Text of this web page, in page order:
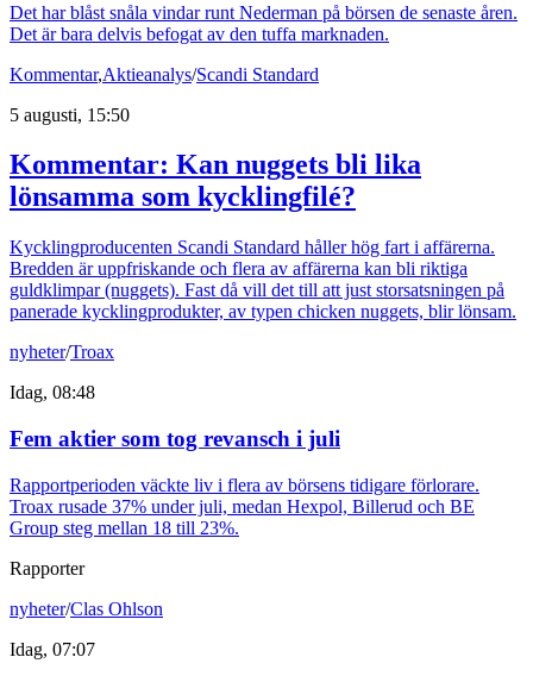
Det har blåst snåla vindar runt Nederman på börsen de senaste åren.
Det är bara delvis befogat av den tuffa marknaden.
Kommentar,Aktieanalys/Scandi Standard
5 augusti, 15:50
Kommentar: Kan nuggets bli lika
lönsamma som kycklingfilé?
Kycklingproducenten Scandi Standard håller hög fart i affärerna.
Bredden är uppfriskande och flera av affärerna kan bli riktiga
guldklimpar (nuggets). Fast då vill det till att just storsatsningen på
panerade kycklingprodukter, av typen chicken nuggets, blir lönsam.
nyheter/Troax
Idag, 08:48
Fem aktier som tog revansch i juli
Rapportperioden väckte liv i flera av börsens tidigare förlorare.
Troax rusade 37% under juli, medan Hexpol, Billerud och BE
Group steg mellan 18 till 23%.
Rapporter
nyheter/Clas Ohlson
Idag, 07:07